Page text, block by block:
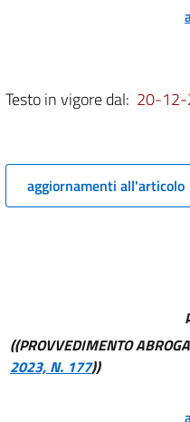
8
10
11
15
16
Testo in vigore dal: 20-
aggiornamenti all'articolo
((PROVVEDIMENTO
2023, N. 177))